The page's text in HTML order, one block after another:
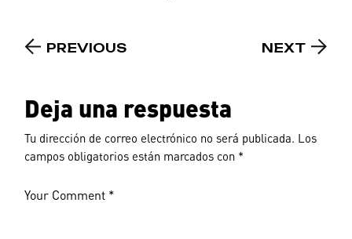
PREVIOUS NEXT
Deja una respuesta
Tu dirección de correo electrónico no será publicada. Los
campos obligatorios están marcados con *